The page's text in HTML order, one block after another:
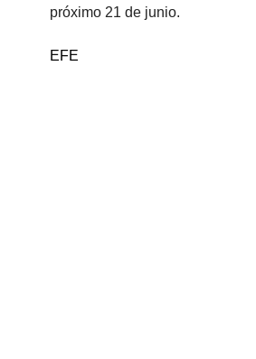
próximo 21 de junio.
EFE